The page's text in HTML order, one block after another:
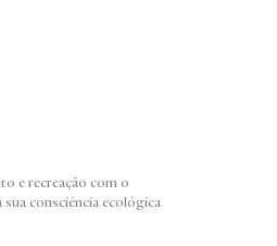
e recreação com o
consciência ecológica